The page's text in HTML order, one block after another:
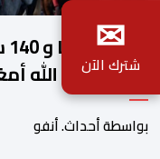
مولاي عبد الله
بواسطة أحداث. أنفو
✉
شترك الآن